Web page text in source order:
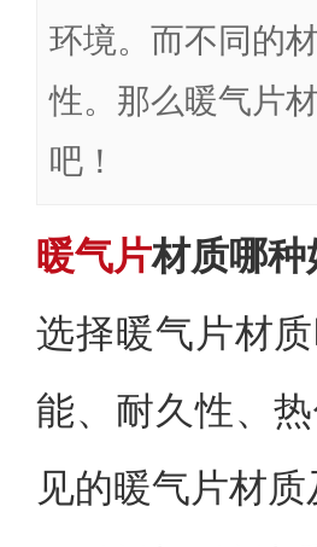
环境。而不同的
性。那么暖气片
吧！
暖气片材质哪种
选择暖气片材
能、耐久性、
见的暖气片材质